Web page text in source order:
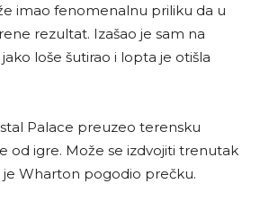
imao fenomenalnu priliku da u
rezultat. Izašao je sam na
loše šutirao i lopta je otišla
Palace preuzeo terensku
od igre. Može se izdvojiti trenutak
je Wharton pogodio prečku.